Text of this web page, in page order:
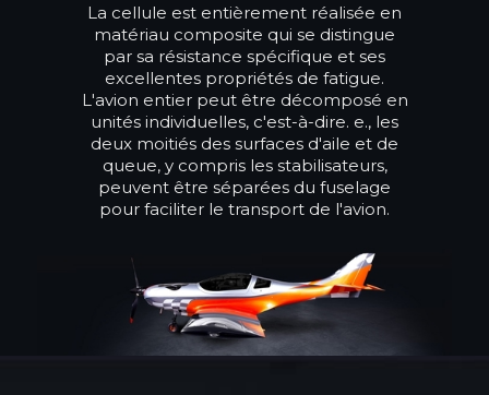
La cellule est entièrement réalisée en
matériau composite qui se distingue
par sa résistance spécifique et ses
excellentes propriétés de fatigue.
L'avion entier peut être décomposé en
unités individuelles, c'est-à-dire. e., les
deux moitiés des surfaces d'aile et de
queue, y compris les stabilisateurs,
peuvent être séparées du fuselage
pour faciliter le transport de l'avion.